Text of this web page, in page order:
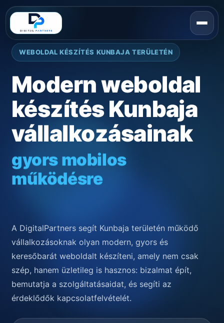
WEBOLDAL KÉSZÍTÉS KUNBAJA TERÜLETÉN
Modern weboldal
készítés Kunbaja
vállalkozásainak
gyors mobilos
működésre
A DigitalPartners segít Kunbaja területén működő
vállalkozásoknak olyan modern, gyors és
keresőbarát weboldalt készíteni, amely nem csak
szép, hanem üzletileg is hasznos: bizalmat épít,
bemutatja a szolgáltatásaidat, és segíti az
érdeklődők kapcsolatfelvételét.